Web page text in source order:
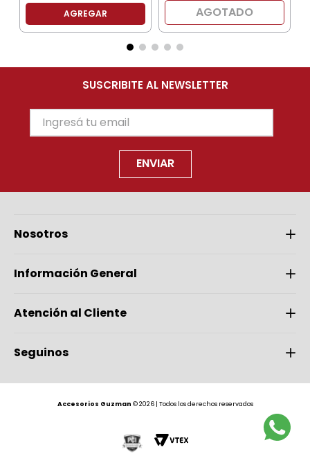
AGREGAR AGOTADO
SUSCRIBITE AL NEWSLETTER
ENVIAR
Nosotros
Información General
Atención al Cliente
Seguinos
Accesorios Guzman © 2026 | Todos los derechos reservados